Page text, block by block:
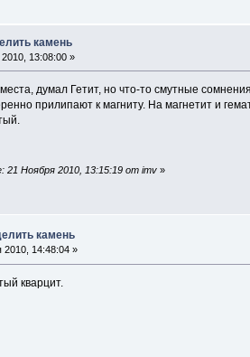
камень
13:08:00 »
думал Гетит, но что-то смутные
прилипают к магниту. На магнетит и
21 Ноября 2010, 13:15:19 от imv»
камень
2010, 14:48:04 »
кварцит.